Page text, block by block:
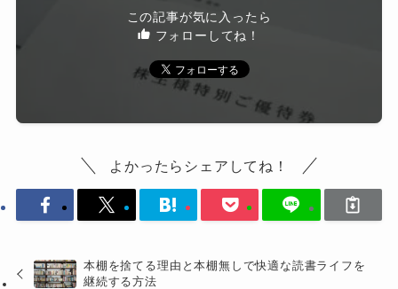
この記事が気に入ったら
フォローしてね！
よかったらシェアしてね！
本棚を捨てる理由と本棚無しで快適な読書ライフを
継続する方法